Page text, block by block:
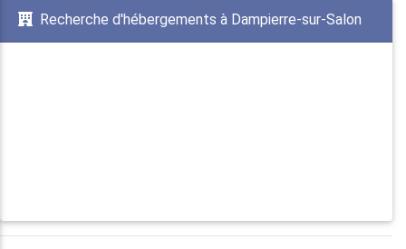
Recherche d'hébergements à Dampierre-sur-Salon